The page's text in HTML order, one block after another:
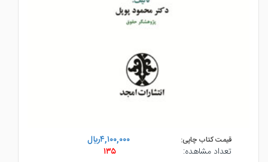
قیمت کتاب چاپی:
۴,۱۰۰,۰۰۰ريال
تعداد مشاهده:
۱۳۵